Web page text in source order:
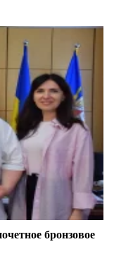
бронзовое